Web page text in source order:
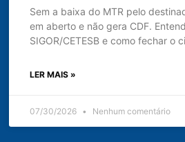
Sem a baixa do MTR pelo
em aberto e não gera CDF.
SIGOR/CETESB e como fechar o
LER MAIS »
07/30/2026 Nenhum comentário